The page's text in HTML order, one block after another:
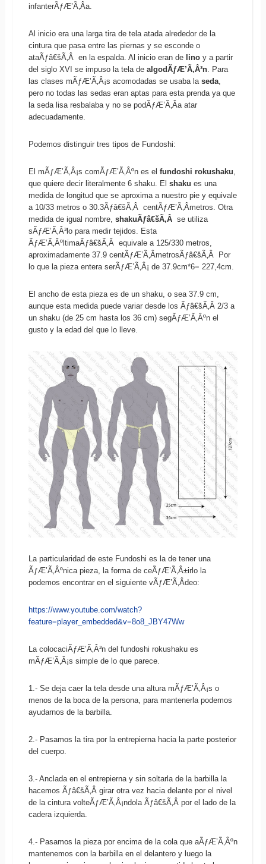
infanterÃƒÆ’Ã‚Â­a.
Al inicio era una larga tira de tela atada alrededor de la
cintura que pasa entre las piernas y se esconde o
ataÃƒâ€šÃ‚Â en la espalda. Al inicio eran de linoy a partir
del siglo XVI se impuso la tela de algodÃƒÆ’Ã‚Â³n. Para
las clases mÃƒÆ’Ã‚Â¡s acomodadas se usaba la seda,
pero no todas las sedas eran aptas para esta prenda ya que
la seda lisa resbalaba y no se podÃƒÆ’Ã‚Â­a atar
adecuadamente.
Podemos distinguir tres tipos de Fundoshi:
El mÃƒÆ’Ã‚Â¡s comÃƒÆ’Ã‚Âºn es el fundoshi rokushaku,
que quiere decir literalmente 6 shaku. El shaku es una
medida de longitud que se aproxima a nuestro pie y equivale
a 10/33 metros o 30.3Ãƒâ€šÃ‚Â centÃƒÆ’Ã‚Â­metros. Otra
medida de igual nombre, shakuÃƒâ€šÃ‚Â se utiliza
sÃƒÆ’Ã‚Â³lo para medir tejidos. Esta
ÃƒÆ’Ã‚ÂºltimaÃƒâ€šÃ‚Â equivale a 125/330 metros,
aproximadamente 37.9 centÃƒÆ’Ã‚Â­metrosÃƒâ€šÃ‚Â Por
lo que la pieza entera serÃƒÆ’Ã‚Â¡ de 37.9cm*6= 227,4cm.
El ancho de esta pieza es de un shaku, o sea 37.9 cm,
aunque esta medida puede variar desde los Ãƒâ€šÃ‚Â 2/3 a
un shaku (de 25 cm hasta los 36 cm) segÃƒÆ’Ã‚Âºn el
gusto y la edad del que lo lleve.
La particularidad de este Fundoshi es la de tener una
ÃƒÆ’Ã‚Âºnica pieza, la forma de ceÃƒÆ’Ã‚Â±irlo la
podemos encontrar en el siguiente vÃƒÆ’Ã‚Â­deo:
https://www.youtube.com/watch?
feature=player_embedded&v=8o8_JBY47Ww
La colocaciÃƒÆ’Ã‚Â³n del fundoshi rokushaku es
mÃƒÆ’Ã‚Â¡s simple de lo que parece.
1.- Se deja caer la tela desde una altura mÃƒÆ’Ã‚Â¡s o
menos de la boca de la persona, para mantenerla podemos
ayudarnos de la barbilla.
2.- Pasamos la tira por la entrepierna hacia la parte posterior
del cuerpo.
3.- Anclada en el entrepierna y sin soltarla de la barbilla la
hacemos Ãƒâ€šÃ‚Â girar otra vez hacia delante por el nivel
de la cintura volteÃƒÆ’Ã‚Â¡ndola Ãƒâ€šÃ‚Â por el lado de la
cadera izquierda.
4.- Pasamos la pieza por encima de la cola que aÃƒÆ’Ã‚Âºn
mantenemos con la barbilla en el delantero y luego la